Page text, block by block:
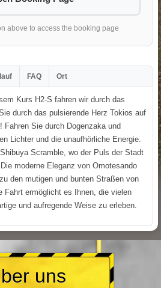
above to access the booking page
FAQ Ort
Kurs H2-S fahren wir durch das
durch das pulsierende Herz Tokios auf
Fahren Sie durch Dogenzaka und
Lichter und die unaufhörliche Energie.
Scramble, wo der Puls der Stadt
moderne Eleganz von Omotesando
den mutigen und bunten Straßen von
Fahrt ermöglicht es Ihnen, die vielen
und aufregende Weise zu erleben.
uns